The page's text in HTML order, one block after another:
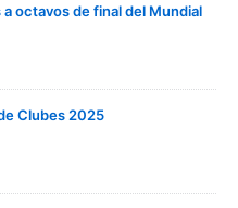
octavos de final del Mundial
Clubes 2025